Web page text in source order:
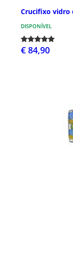
Crucifixo vidro
DISPONÍVEL
€ 84,90